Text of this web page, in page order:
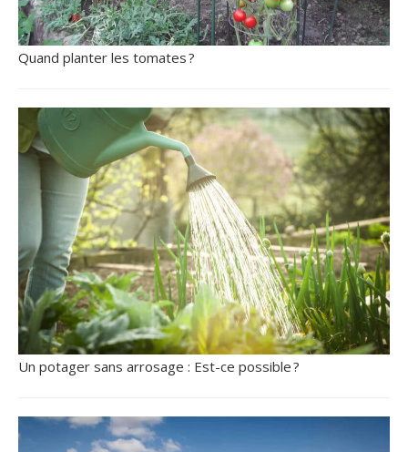
Quand planter les tomates ?
Un potager sans arrosage : Est-ce possible ?